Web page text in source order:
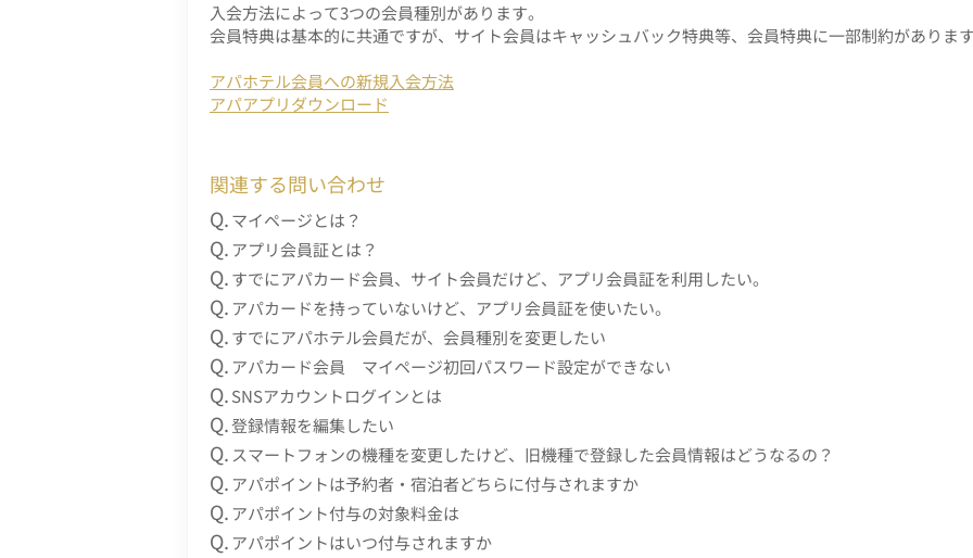
入会方法によって3つの会員種別があります。
会員特典は基本的に共通ですが、サイト会員はキャッシュバック特典等、会員特典に一部制約があります
アパホテル会員への新規入会方法
アパアプリダウンロード
関連する問い合わせ
マイページとは？
アプリ会員証とは？
すでにアパカード会員、サイト会員だけど、アプリ会員証を利用したい。
アパカードを持っていないけど、アプリ会員証を使いたい。
すでにアパホテル会員だが、会員種別を変更したい
アパカード会員 マイページ初回パスワード設定ができない
SNSアカウントログインとは
登録情報を編集したい
スマートフォンの機種を変更したけど、旧機種で登録した会員情報はどうなるの？
アパポイントは予約者・宿泊者どちらに付与されますか
アパポイント付与の対象料金は
アパポイントはいつ付与されますか